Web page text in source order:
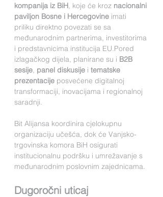
kompanija iz BiH, koje će kroz nacionalni
paviljon Bosne i Hercegovine imati
priliku direktno povezati se sa
međunarodnim partnerima, investitorima
i predstavnicima institucija EU.Pored
izlagačkog dijela, planirane su i B2B
sesije, panel diskusije i tematske
prezentacije posvećene digitalnoj
transformaciji, inovacijama i regionalnoj
saradnji.
Bit Alijansa koordinira cjelokupnu
organizaciju učešća, dok će Vanjsko-
trgovinska komora BiH osigurati
institucionalnu podršku i umrežavanje s
međunarodnim poslovnim zajednicama.
Dugoročni uticaj